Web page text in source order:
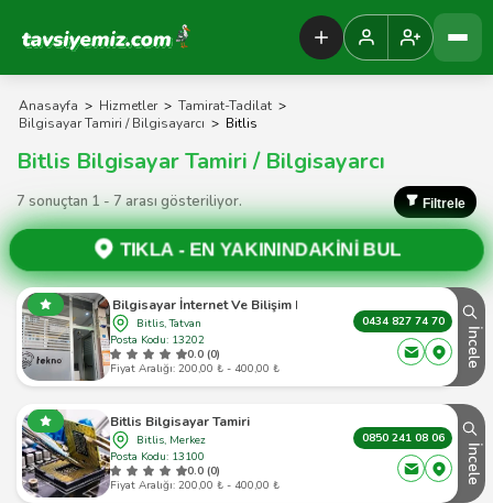
Tavsiyemiz Anasayfa
Anasayfa > Hizmetler > Tamirat-Tadilat >
Bilgisayar Tamiri / Bilgisayarcı > Bitlis
Bitlis Bilgisayar Tamiri / Bilgisayarcı
7 sonuçtan 1 - 7 arası gösteriliyor. Filtrele
TIKLA -EN YAKININDAKİNİ BUL
Bilgisayar İnternet Ve Bilişim Hizmetleri Tatvan,Bitlis
Bitlis, Tatvan
Posta Kodu: 13202
0.0 (0)
Fiyat Aralığı: 200,00 ₺ - 400,00 ₺
0434 827 74 70
İncele
Bitlis Bilgisayar Tamiri
Bitlis, Merkez
Posta Kodu: 13100
0.0 (0)
Fiyat Aralığı: 200,00 ₺ - 400,00 ₺
0850 241 08 06
İncele